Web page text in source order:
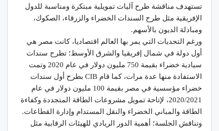
تستهدف مناقشة طرح آليات تمويلية مبتكرة ومناسبة للدول
الإفريقية مثل طرح السندات الخضراء والزرقاء، الصكوك،
ومبادلة الديون بالأسهم.
ورغم التحديات التي يمر بها العالم اقتصاديا، كانت مصر هي
أول دولة في شمال إفريقيا والشرق الأوسط؛ تطرح سندات
سيادية خضراء بقيمة 750 مليون دولار في عام 2020 وتمت
الاستفادة منها عدة مرات، كما قام CIB بطرح أول سندات
خضراء مؤسسية في مصر بقيمة 100 مليون دولار في عام
2020/2021، لإتاحة تمويل مشروعات الطاقة المتجددة وكفاءة
الطاقة والمباني الخضراء والنقل المستدام وإدارة القطاعات.
وتناقش الجلسة؛ أهمية الدور الريادي للهيئات الرقابية مثل